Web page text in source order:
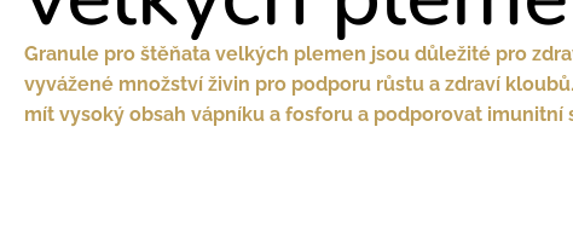
Granule pro štěňata velkých plemen jsou důležité pro
vyvážené množství živin pro podporu růstu a zdraví
mít vysoký obsah vápníku a fosforu a podporovat imunitní